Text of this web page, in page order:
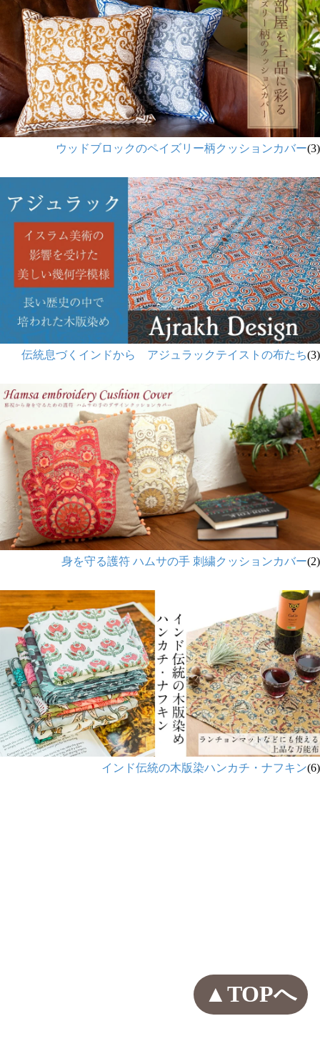
ウッドブロックのペイズリー柄クッションカバー(3)
伝統息づくインドから アジュラックテイストの布たち(3)
身を守る護符 ハムサの手 刺繍クッションカバー(2)
インド伝統の木版染ハンカチ・ナフキン(6)
▲TOPへ